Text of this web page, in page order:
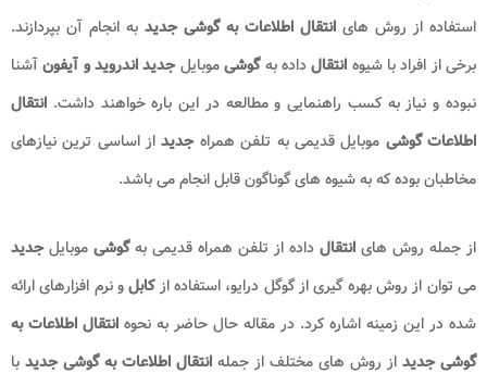
استفاده از روش های انتقال اطلاعات به گوشی جدید به انجام آن بپردازند.
برخی از افراد با شیوه انتقالداده بهگوشیموبایلجدید اندروید و آیفونآشنا
نبوده و نیاز به کسب راهنمایی و مطالعه در این باره خواهند داشت. انتقال
اطلاعات گوشی موبایل قدیمی به تلفن همراهجدید از اساسی ترین نیازهای
مخاطبان بوده که به شیوه های گوناگون قابل انجام می باشد.
از جمله روش های انتقال داده از تلفن همراه قدیمی بهگوشی موبایلجدید
می توان از روش بهره گیری از گوگل درایو، استفاده ازکابلو نرم افزارهای ارائه
شده در این زمینه اشاره کرد. در مقاله حال حاضر به نحوه انتقال اطلاعات به
گوشی جدید از روش های مختلف از جمله انتقال اطلاعات به گوشی جدید با